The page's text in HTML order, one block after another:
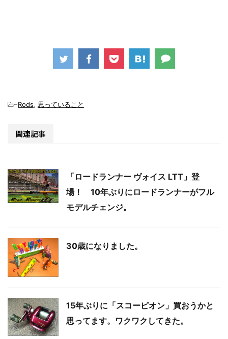
-Rods, 思っていること
関連記事
「ロードランナー ヴォイス LTT」登
場！ 10年ぶりにロードランナーがフル
モデルチェンジ。
30歳になりました。
15年ぶりに「スコーピオン」買おうかと
思ってます。ワクワクしてきた。